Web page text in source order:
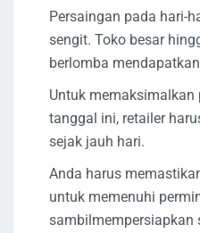
Persaingan pada hari-
sengit. Toko besar
berlomba
Untuk memaksimalkan
tanggal ini, retailer
sejak jauh hari.
Anda harus
untuk memenuhi
sambilmempersiapkan